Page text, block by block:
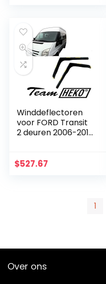
Winddeflectoren
voor FORD Transit
2 deuren 2006-2013
$527.67
1
Over ons